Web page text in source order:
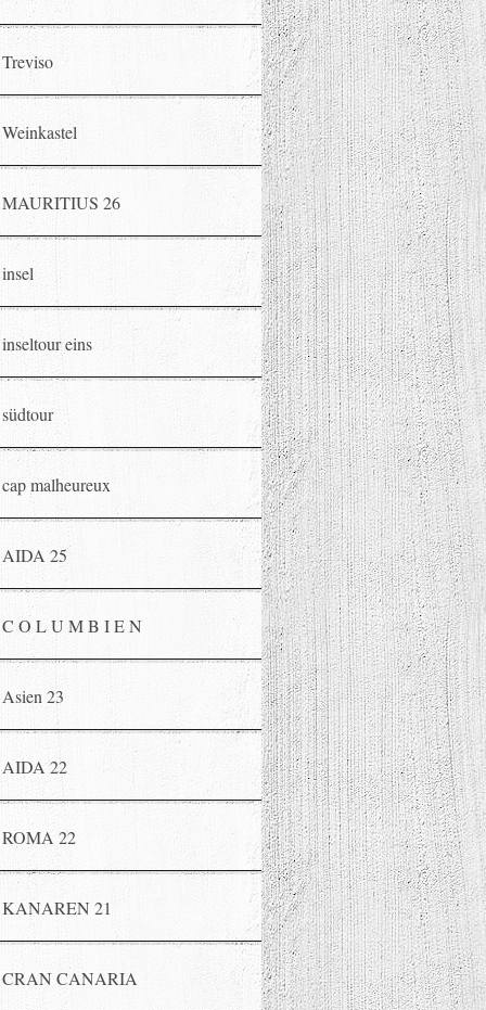
Treviso
Weinkastel
MAURITIUS 26
insel
inseltour eins
südtour
cap malheureux
AIDA 25
C O L U M B I E N
Asien 23
AIDA 22
ROMA 22
KANAREN 21
CRAN CANARIA